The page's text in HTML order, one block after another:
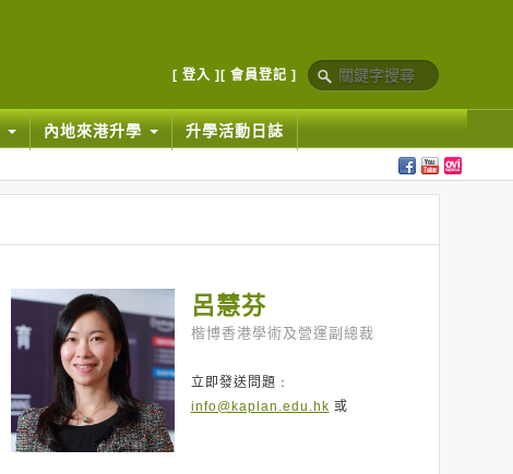
[ 登入 ] [ 會員登記 ]
內地來港升學 升學活動日誌
呂慧芬
楷博香港學術及營運副總裁
立即發送問題﹕
info@kaplan.edu.hk 或